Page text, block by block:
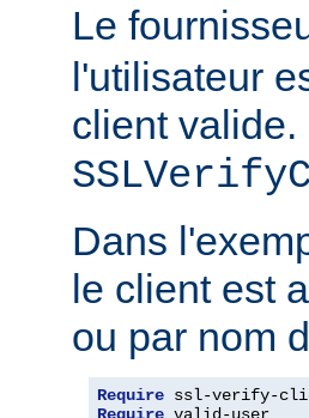
Le
l'utilisateur
client
Dans
le client est
ou par nom
Require
Require valid-user